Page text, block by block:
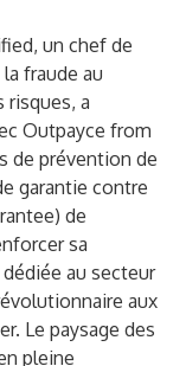
, un chef de
fraude au
risques, a
Outpayce from
de prévention de
garantie contre
) de
sa
au secteur
aux
Le paysage des
pleine